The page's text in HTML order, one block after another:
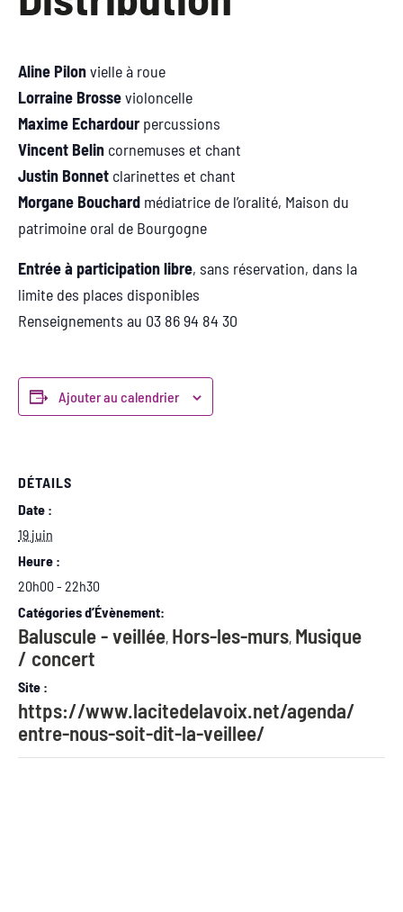
Aline Pilonvielle à roue
Lorraine Brossevioloncelle
Maxime Echardourpercussions
Vincent Belin cornemuses et chant
Justin Bonnet clarinettes et chant
Morgane Bouchard médiatrice de l’oralité, Maison du
patrimoine oral de Bourgogne
Entrée à participation libre, sans réservation, dans la
limite des places disponibles
Renseignements au 03 86 94 84 30
Ajouter au calendrier
DÉTAILS
Date :
19 juin
Heure :
20h00 - 22h30
Catégories d’Évènement:
Baluscule - veillée, Hors-les-murs, Musique
/ concert
Site :
https://www.lacitedelavoix.net/agenda/
entre-nous-soit-dit-la-veillee/